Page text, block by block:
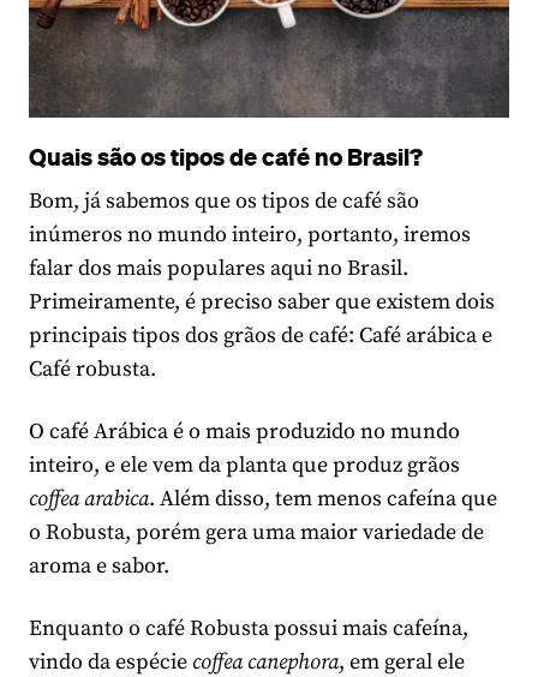
Quais são os tipos de café no Brasil?
Bom, já sabemos que os tipos de café são
inúmeros no mundo inteiro, portanto, iremos
falar dos mais populares aqui no Brasil.
Primeiramente, é preciso saber que existem dois
principais tipos dos grãos de café: Café arábica e
Café robusta.
O café Arábica é o mais produzido no mundo
inteiro, e ele vem da planta que produz grãos
coffea arabica. Além disso, tem menos cafeína que
o Robusta, porém gera uma maior variedade de
aroma e sabor.
Enquanto o café Robusta possui mais cafeína,
vindo da espécie coffea canephora, em geral ele